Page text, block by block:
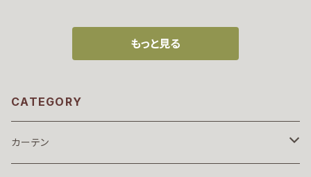
もっと見る
CATEGORY
カーテン